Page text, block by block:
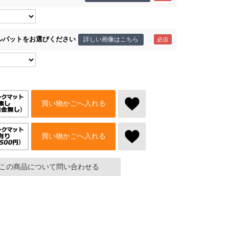
パットをお選びください 詳しい画像はこちら
買い物かごへ入れる
買い物かごへ入れる
の商品について問い合わせる